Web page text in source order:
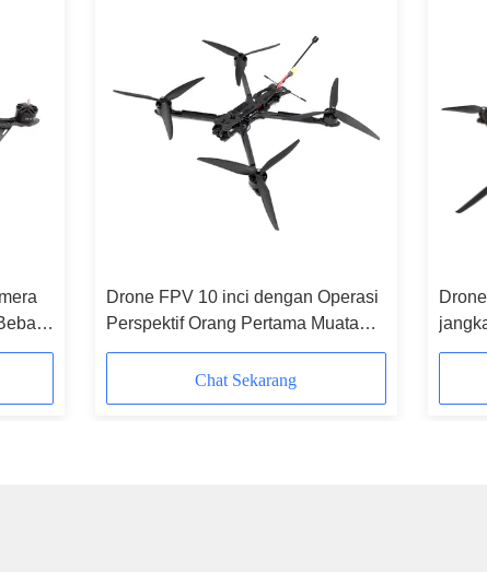
Drone FPV 10 inci dengan Operasi
Perspektif Orang Pertama Muatan
50kg dan Jarak Terbang Maksimum
Chat Sekarang